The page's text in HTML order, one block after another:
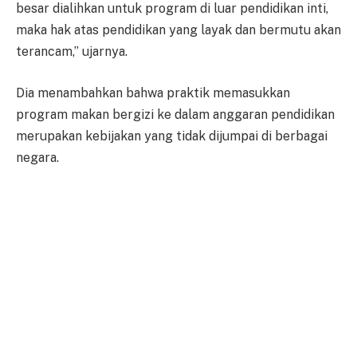
besar dialihkan untuk program di luar pendidikan inti,
maka hak atas pendidikan yang layak dan bermutu akan
terancam,” ujarnya.
Dia menambahkan bahwa praktik memasukkan
program makan bergizi ke dalam anggaran pendidikan
merupakan kebijakan yang tidak dijumpai di berbagai
negara.